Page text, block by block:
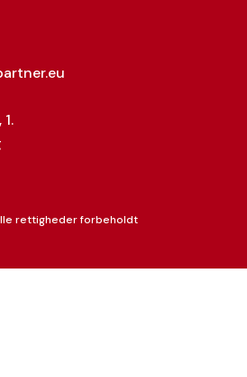
rettigheder forbeholdt